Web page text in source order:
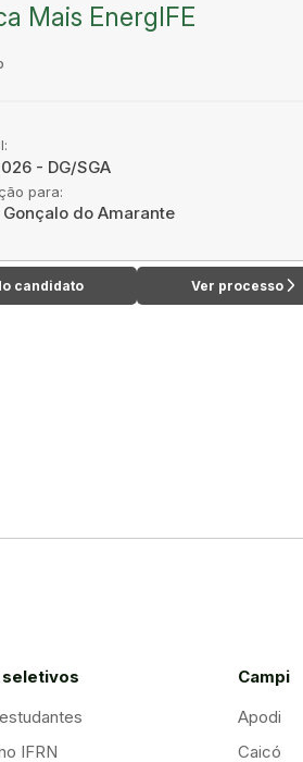
Mais EnergIFE
- DG/SGA
para:
Gonçalo do Amarante
candidato Ver processoarrow_forward_ios
IFRN
Campi
Apodi
Caicó